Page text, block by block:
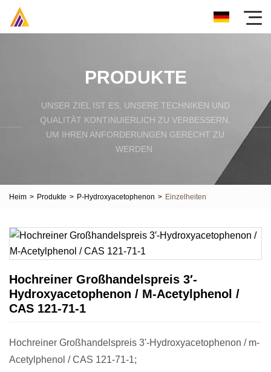
PRODUKTE
UNSER ZIEL IST ES, UNSERE TECHNIKEN UND
QUALITÄT KONTINUIERLICH ZU VERBESSERN,
UM IHREN ANFORDERUNGEN GERECHT ZU
WERDEN.
Heim > Produkte > P-Hydroxyacetophenon > Einzelheiten
Hochreiner Großhandelspreis 3′-
Hydroxyacetophenon / M-Acetylphenol /
CAS 121-71-1
Hochreiner Großhandelspreis 3'-Hydroxyacetophenon / m-
Acetylphenol / CAS 121-71-1;